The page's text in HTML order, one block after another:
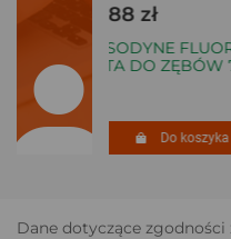
.88 zł
SENSODYNE
PASTA DO ZĘBÓW
Do koszyka
Dane dotyczące